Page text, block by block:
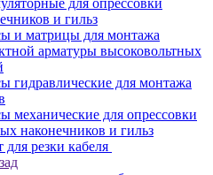
для опрессовки
и гильз
и матрицы для монтажа
арматуры высоковольтных
гидравлические для монтажа
механические для опрессовки
наконечников и гильз
резки кабеля